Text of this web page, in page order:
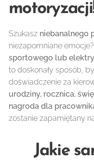
Szukasz niebanalnego
niezapomniane emocje?
sportowego lub
to doskonały sposób,
doświadczenie za
urodziny, rocznica,
nagroda dla
zostanie zapamiętany
🚗 Jakie